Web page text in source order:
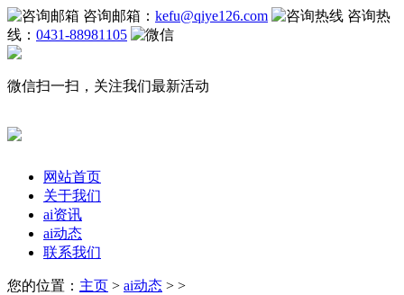
咨询邮箱： kefu@qiye126.com
咨询热
线： 0431-88981105
微信扫一扫，关注我们最新活动
网站首页
关于我们
ai资讯
ai动态
联系我们
您的位置： 主页 > ai动态 > >